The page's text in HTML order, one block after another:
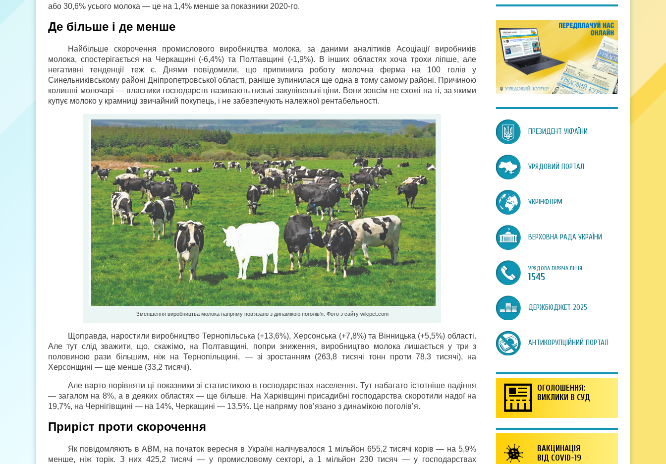
або 30,6% усього молока — це на 1,4% менше за показники 2020-го.
Де більше і де менше
Найбільше скорочення промислового виробництва молока, за даними аналітиків Асоціації виробників
молока, спостерігається на Черкащині (-6,4%) та Полтавщині (-1,9%). В інших областях хоча трохи ліпше, але
негативні тенденції теж є. Днями повідомили, що припинила роботу молочна ферма на 100 голів у
Синельниківському районі Дніпропетровської області, раніше зупинилася ще одна в тому самому районі. Причиною
колишні молочарі — власники господарств називають низькі закупівельні ціни. Вони зовсім не схожі на ті, за якими
купує молоко у крамниці звичайний покупець, і не забезпечують належної рентабельності.
Зменшення виробництва молока напряму пов’язано з динамікою поголів’я. Фото з сайту wikipet.com
Щоправда, наростили виробництво Тернопільська (+13,6%), Херсонська (+7,8%) та Вінницька (+5,5%) області.
Але тут слід зважити, що, скажімо, на Полтавщині, попри зниження, виробництво молока лишається у три з
половиною рази більшим, ніж на Тернопільщині, — зі зростанням (263,8 тисячі тонн проти 78,3 тисячі), на
Херсонщині — ще менше (33,2 тисячі).
Але варто порівняти ці показники зі статистикою в господарствах населення. Тут набагато істотніше падіння
— загалом на 8%, а в деяких областях — ще більше. На Харківщині присадибні господарства скоротили надої на
19,7%, на Чернігівщині — на 14%, Черкащині — 13,5%. Це напряму пов’язано з динамікою поголів’я.
Приріст проти скорочення
Як повідомляють в АВМ, на початок вересня в Україні налічувалося 1 мільйон 655,2 тисячі корів — на 5,9%
менше, ніж торік. З них 425,2 тисячі — у промисловому секторі, а 1 мільйон 230 тисяч — у господарствах
ПРЕЗИДЕНТ УКРАЇНИ
УРЯДОВИЙ ПОРТАЛ
УКРІНФОРМ
ВЕРХОВНА РАДА УКРАЇНИ
УРЯДОВА ГАРЯЧА ЛІНІЯ
1545
ДЕРЖБЮДЖЕТ 2025
АНТИКОРУПЦІЙНИЙ ПОРТАЛ
ОГОЛОШЕННЯ:
ВИКЛИКИ В СУД
ВАКЦИНАЦІЯ
ВІД COVID-19